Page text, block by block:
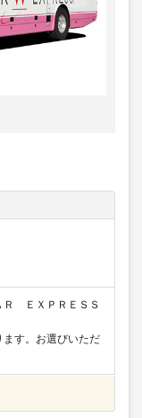
Ｒ ＥＸＰＲＥＳＳ
ます。お選びいただ